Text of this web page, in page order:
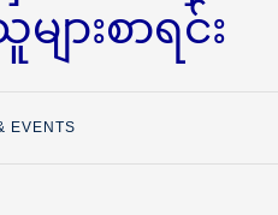
ျားစာရင်း
EVENTS